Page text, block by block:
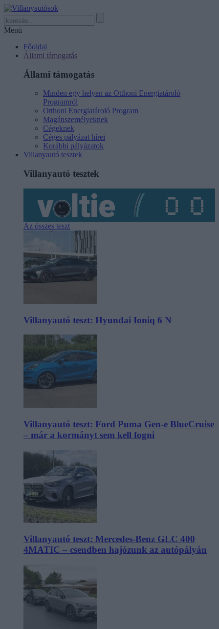
Menü
Főoldal
Állami támogatás
Állami támogatás
Minden egy helyen az Otthoni Energiatároló
Programról
Otthoni Energiatároló Program
Magánszemélyeknek
Cégeknek
Céges pályázat hírei
Korábbi pályázatok
Villanyautó tesztek
Villanyautó tesztek
Az összes teszt
Villanyautó teszt: Hyundai Ioniq 6 N
Villanyautó teszt: Ford Puma Gen-e BlueCruise
– már a kormányt sem kell fogni
Villanyautó teszt: Mercedes-Benz GLC 400
4MATIC – csendben hajózunk az autópályán